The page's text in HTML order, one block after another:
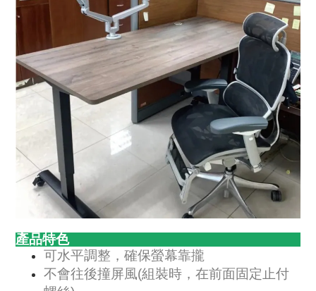
產品特色
可水平調整，確保螢幕靠攏
不會往後撞屏風(組裝時，在前面固定止付